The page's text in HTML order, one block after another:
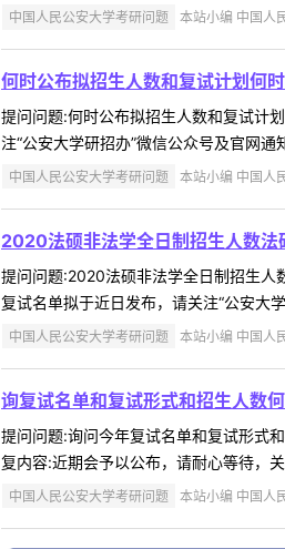
中国人民公安大学考研问题 本站小编 中国人
何时公布拟招生人数和复试计划何
提问问题:何时公布拟招生人数和复试计
注“公安大学研招办”微信公众号及官网通
中国人民公安大学考研问题 本站小编 中国人
2020法硕非法学全日制招生人数法
提问问题:2020法硕非法学全日制招生
复试名单拟于近日发布，请关注“公安大
中国人民公安大学考研问题 本站小编 中国人
询复试名单和复试形式和招生人数
提问问题:询问今年复试名单和复试形式
复内容:近期会予以公布，请耐心等待，
中国人民公安大学考研问题 本站小编 中国人